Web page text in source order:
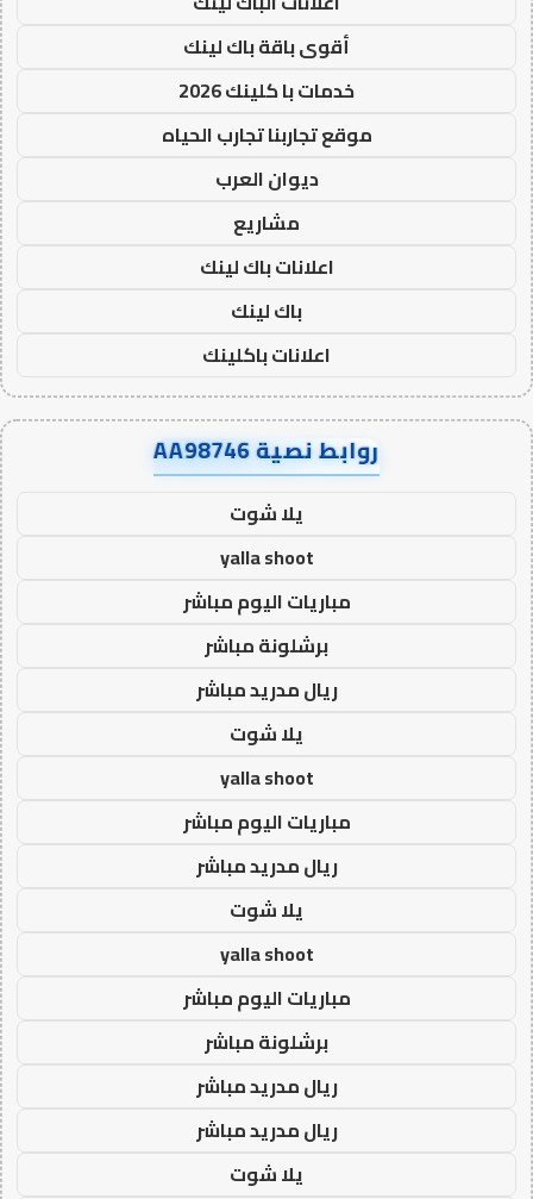
أقوى باقة باك لينك
خدمات با كلينك 2026
موقع تجاربنا تجارب الحياه
ديوان العرب
مشاريع
اعلانات باك لينك
باك لينك
اعلانات باكلينك
روابط نصية AA98746
يلا شوت
yalla shoot
مباريات اليوم مباشر
برشلونة مباشر
ريال مدريد مباشر
يلا شوت
yalla shoot
مباريات اليوم مباشر
ريال مدريد مباشر
يلا شوت
yalla shoot
مباريات اليوم مباشر
برشلونة مباشر
ريال مدريد مباشر
ريال مدريد مباشر
يلا شوت